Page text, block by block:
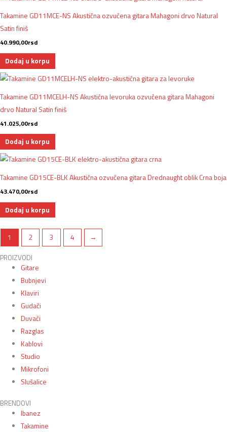
Takamine GD11MCE-NS Akustična ozvučena gitara Mahagoni drvo Natural
Satin finiš
40.990,00rsd
Dodaj u korpu
Takamine GD11MCELH-NS Akustična levoruka ozvučena gitara Mahagoni
drvo Natural Satin finiš
41.025,00rsd
Dodaj u korpu
Takamine GD15CE-BLK Akustična ozvučena gitara Drednaught oblik Crna boja
43.470,00rsd
Dodaj u korpu
1 2 3 4 →
PROIZVODI
Gitare
Bubnjevi
Klaviri
Gudači
Duvači
Razglas
Kablovi
Studio
Mikrofoni
Slušalice
BRENDOVI
Ibanez
Takamine